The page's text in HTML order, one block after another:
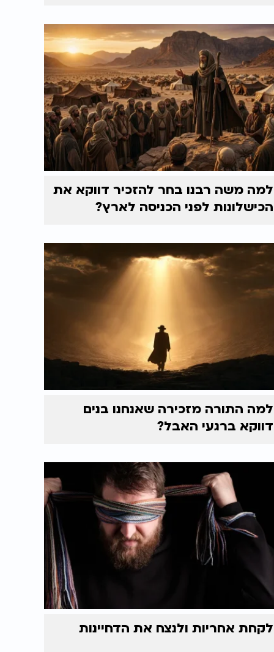
למה משה רבנו בחר להזכיר דווקא את
הכישלונות לפני הכניסה לארץ?
למה התורה מזכירה שאנחנו בנים
דווקא ברגעי האבל?
לקחת אחריות ולנצח את הדחיינות